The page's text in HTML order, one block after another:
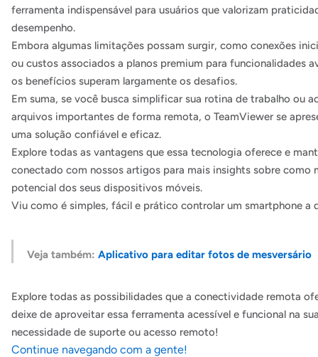
ferramenta indispensável para usuários que valorizam
desempenho.
Embora algumas limitações possam surgir, como conexões
ou custos associados a planos premium para funcionalidades
os benefícios superam largamente os desafios.
Em suma, se você busca simplificar sua rotina de trabalho ou
arquivos importantes de forma remota, o TeamViewer se
uma solução confiável e eficaz.
Explore todas as vantagens que essa tecnologia oferece e
conectado com nossos artigos para mais insights sobre como
potencial dos seus dispositivos móveis.
Viu como é simples, fácil e prático controlar um smartphone a
Veja também: Aplicativo para editar fotos de mesversário
Explore todas as possibilidades que a conectividade remota
deixe de aproveitar essa ferramenta acessível e funcional na
necessidade de suporte ou acesso remoto!
Continue navegando com a gente!